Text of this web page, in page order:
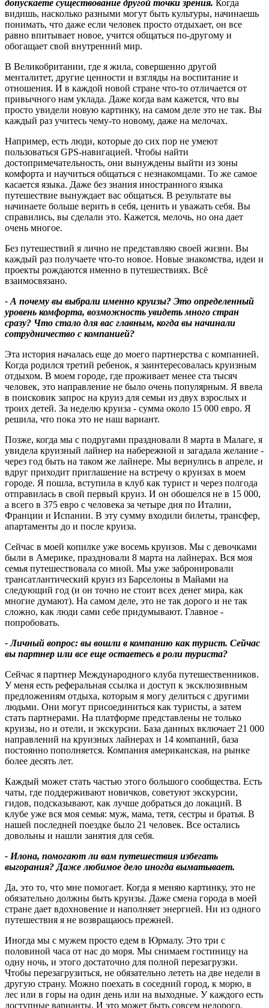
допускаете существование другой точки зрения. Когда
видишь, насколько разными могут быть культуры, начинаешь
понимать, что даже если человек просто отдыхает, он все
равно впитывает новое, учится общаться по-другому и
обогащает свой внутренний мир.
В Великобритании, где я жила, совершенно другой
менталитет, другие ценности и взгляды на воспитание и
отношения. И в каждой новой стране что-то отличается от
привычного нам уклада. Даже когда вам кажется, что вы
просто увидели новую картинку, на самом деле это не так. Вы
каждый раз учитесь чему-то новому, даже на мелочах.
Например, есть люди, которые до сих пор не умеют
пользоваться GPS-навигацией. Чтобы найти
достопримечательность, они вынуждены выйти из зоны
комфорта и научиться общаться с незнакомцами. То же самое
касается языка. Даже без знания иностранного языка
путешествие вынуждает вас общаться. В результате вы
начинаете больше верить в себя, ценить и уважать себя. Вы
справились, вы сделали это. Кажется, мелочь, но она дает
очень многое.
Без путешествий я лично не представляю своей жизни. Вы
каждый раз получаете что-то новое. Новые знакомства, идеи и
проекты рождаются именно в путешествиях. Всё
взаимосвязано.
- А почему вы выбрали именно круизы? Это определенный
уровень комфорта, возможность увидеть много стран
сразу? Что стало для вас главным, когда вы начинали
сотрудничество с компанией?
Эта история началась еще до моего партнерства с компанией.
Когда родился третий ребенок, я заинтересовалась круизным
отдыхом. В моем городе, где проживает менее ста тысяч
человек, это направление не было очень популярным. Я ввела
в поисковик запрос на круиз для семьи из двух взрослых и
троих детей. За неделю круиза - сумма около 15 000 евро. Я
решила, что пока это не наш вариант.
Позже, когда мы с подругами праздновали 8 марта в Малаге, я
увидела круизный лайнер на набережной и загадала желание -
через год быть на таком же лайнере. Мы вернулись в апреле, и
вдруг приходит приглашение на встречу о круизах в моем
городе. Я пошла, вступила в клуб как турист и через полгода
отправилась в свой первый круиз. И он обошелся не в 15 000,
а всего в 375 евро с человека за четыре дня по Италии,
Франции и Испании. В эту сумму входили билеты, трансфер,
апартаменты до и после круиза.
Сейчас в моей копилке уже восемь круизов. Мы с девочками
были в Америке, праздновали 8 марта на лайнерах. Вся моя
семья путешествовала со мной. Мы уже забронировали
трансатлантический круиз из Барселоны в Майами на
следующий год (и он точно не стоит всех денег мира, как
многие думают). На самом деле, это не так дорого и не так
сложно, как люди сами себе придумывают. Главное -
попробовать.
- Личный вопрос: вы вошли в компанию как турист. Сейчас
вы партнер или все еще остаетесь в роли туриста?
Сейчас я партнер Международного клуба путешественников.
У меня есть реферальная ссылка и доступ к эксклюзивным
предложениям отдыха, которым я могу делиться с другими
людьми. Они могут присоединиться как туристы, а затем
стать партнерами. На платформе представлены не только
круизы, но и отели, и экскурсии. База данных включает 21 000
направлений на круизных лайнерах и 14 компаний, база
постоянно пополняется. Компания американская, на рынке
более десять лет.
Каждый может стать частью этого большого сообщества. Есть
чаты, где поддерживают новичков, советуют экскурсии,
гидов, подсказывают, как лучше добраться до локаций. В
клубе уже вся моя семья: муж, мама, тетя, сестры и братья. В
нашей последней поездке было 21 человек. Все остались
довольны и нашли занятия для себя.
- Илона, помогают ли вам путешествия избегать
выгорания? Даже любимое дело иногда выматывает.
Да, это то, что мне помогает. Когда я меняю картинку, это не
обязательно должны быть круизы. Даже смена города в моей
стране дает вдохновение и наполняет энергией. Ни из одного
путешествия я не возвращаюсь прежней.
Иногда мы с мужем просто едем в Юрмалу. Это три с
половиной часа от нас до моря. Мы снимаем гостиницу на
одну ночь, и этого достаточно для полной перезагрузки.
Чтобы перезагрузиться, не обязательно лететь на две недели в
другую страну. Можно поехать в соседний город, к морю, в
лес или в горы на один день или на выходные. У каждого есть
доступные варианты. И это может быть совсем недорого.